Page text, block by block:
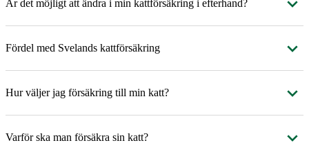
Är det möjligt att ändra i min kattförsäkring i efterhand?
Fördel med Svelands kattförsäkring
Hur väljer jag försäkring till min katt?
Varför ska man försäkra sin katt?